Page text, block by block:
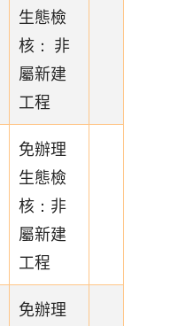
生態檢
核： 非
屬新建
工程
免辦理
生態檢
核：非
屬新建
工程
免辦理